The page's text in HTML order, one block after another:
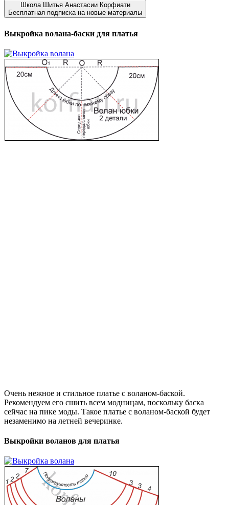
Школа Шитья Анастасии Корфиати
Бесплатная подписка на новые материалы
Выкройка волана-баски для платья
Очень нежное и стильное платье с воланом-баской.
Рекомендуем его сшить всем модницам, поскольку баска
сейчас на пике моды. Такое платье с воланом-баской будет
незаменимо на летней вечеринке.
Выкройки воланов для платья